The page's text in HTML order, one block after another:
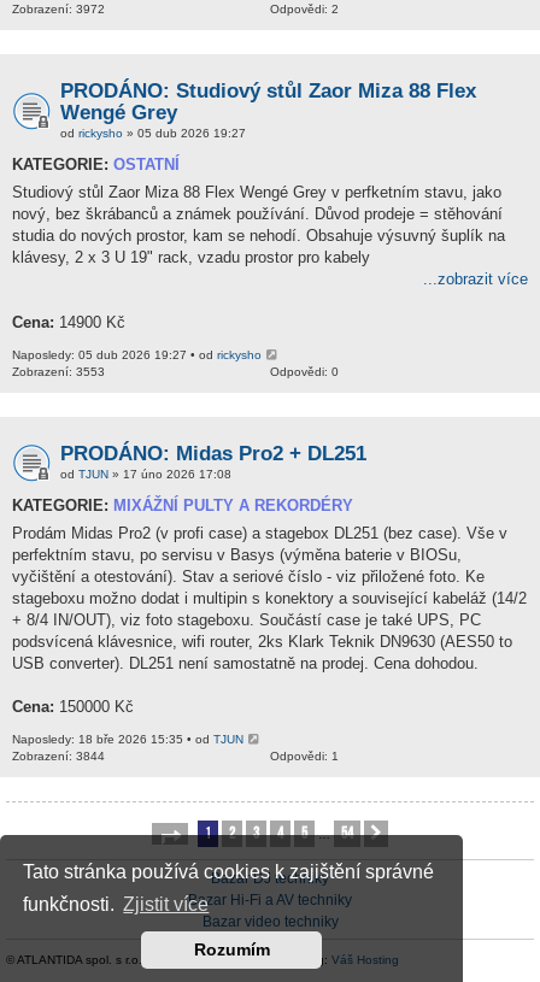
Tato stránka používá cookies k zajištění správné
funkčnosti. Zjistit více
Rozumím
Odpovědi: 2
Zobrazení: 3972
PRODÁNO: Studiový stůl Zaor Miza 88 Flex
Wengé Grey
od rickysho » 05 dub 2026 19:27
KATEGORIE: OSTATNÍ
Studiový stůl Zaor Miza 88 Flex Wengé Grey v perfketním stavu, jako
nový, bez škrábanců a známek používání. Důvod prodeje = stěhování
studia do nových prostor, kam se nehodí. Obsahuje výsuvný šuplík na
klávesy, 2 x 3 U 19" rack, vzadu prostor pro kabely
...zobrazit více
Cena: 14900 Kč
Naposledy: 05 dub 2026 19:27 • od rickysho
Odpovědi: 0
Zobrazení: 3553
PRODÁNO: Midas Pro2 + DL251
od TJUN » 17 úno 2026 17:08
KATEGORIE: MIXÁŽNÍ PULTY A REKORDÉRY
Prodám Midas Pro2 (v profi case) a stagebox DL251 (bez case). Vše v
perfektním stavu, po servisu v Basys (výměna baterie v BIOSu,
vyčištění a otestování). Stav a seriové číslo - viz přiložené foto. Ke
stageboxu možno dodat i multipin s konektory a související kabeláž (14/2
+ 8/4 IN/OUT), viz foto stageboxu. Součástí case je také UPS, PC
podsvícená klávesnice, wifi router, 2ks Klark Teknik DN9630 (AES50 to
USB converter). DL251 není samostatně na prodej. Cena dohodou.
Cena: 150000 Kč
Naposledy: 18 bře 2026 15:35 • od TJUN
Odpovědi: 1
Zobrazení: 3844
Stránka1z54
1 2 3 4 5 … 54 Další
Bazar DJ techniky
Bazar Hi-Fi a AV techniky
Bazar video techniky
© ATLANTIDA spol. s r.o. | Kontaktní údaje| Hosting: Váš Hosting